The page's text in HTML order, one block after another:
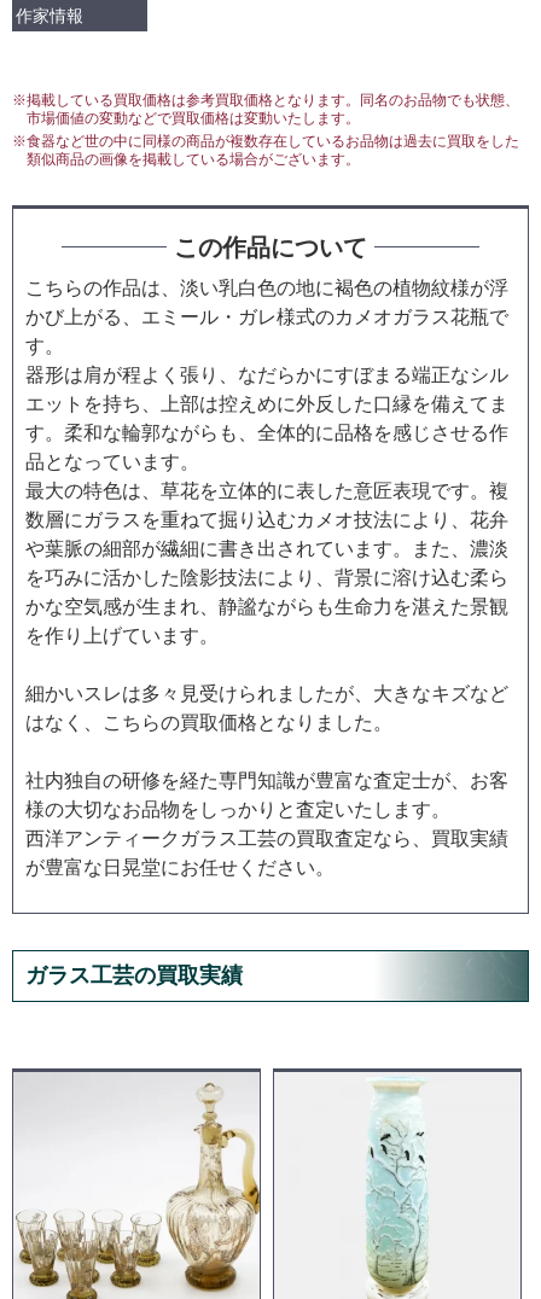
作家情報
※掲載している買取価格は参考買取価格となります。同名のお品物でも状態、
市場価値の変動などで買取価格は変動いたします。
※食器など世の中に同様の商品が複数存在しているお品物は過去に買取をした
類似商品の画像を掲載している場合がございます。
この作品について
こちらの作品は、淡い乳白色の地に褐色の植物紋様が浮
かび上がる、エミール・ガレ様式のカメオガラス花瓶で
す。
器形は肩が程よく張り、なだらかにすぼまる端正なシル
エットを持ち、上部は控えめに外反した口縁を備えてま
す。柔和な輪郭ながらも、全体的に品格を感じさせる作
品となっています。
最大の特色は、草花を立体的に表した意匠表現です。複
数層にガラスを重ねて掘り込むカメオ技法により、花弁
や葉脈の細部が繊細に書き出されています。また、濃淡
を巧みに活かした陰影技法により、背景に溶け込む柔ら
かな空気感が生まれ、静謐ながらも生命力を湛えた景観
を作り上げています。
細かいスレは多々見受けられましたが、大きなキズなど
はなく、こちらの買取価格となりました。
社内独自の研修を経た専門知識が豊富な査定士が、お客
様の大切なお品物をしっかりと査定いたします。
西洋アンティークガラス工芸の買取査定なら、買取実績
が豊富な日晃堂にお任せください。
ガラス工芸の買取実績